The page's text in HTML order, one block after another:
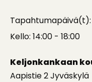
Tapahtumapäivä(t):
Kello: 14:00 - 18:00
Keljonkankaan
Aapistie 2 Jyväskylä